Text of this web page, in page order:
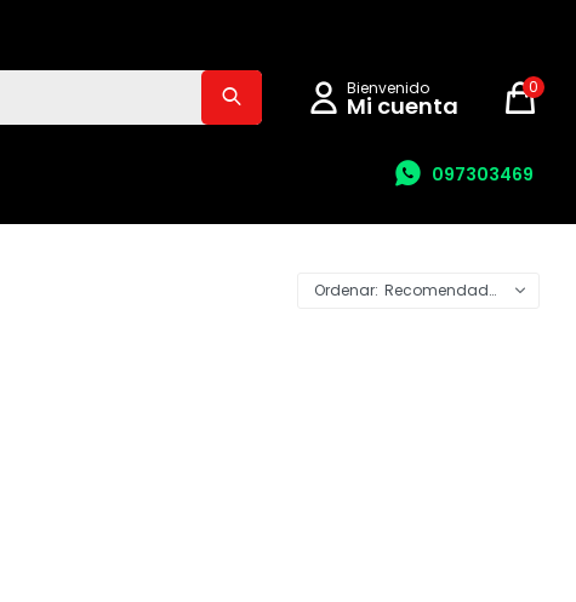
097303469
0
Recomendados